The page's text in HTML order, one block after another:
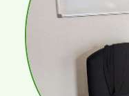
Delegierte